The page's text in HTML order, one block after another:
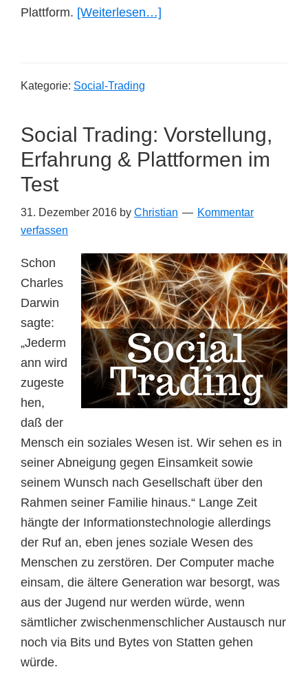
Plattform. [Weiterlesen…]
Meinung
Kategorie: Social-Trading
Social Trading: Vorstellung,
Erfahrung & Plattformen im
Test
31. Dezember 2016 by Christian
Kommentar
verfassen
Schon
Charles
Darwin
sagte:
„Jederm
ann wird
zugeste
hen,
daß der
Mensch ein soziales Wesen ist. Wir sehen es in
seiner Abneigung gegen Einsamkeit sowie
seinem Wunsch nach Gesellschaft über den
Rahmen seiner Familie hinaus.“ Lange Zeit
hängte der Informationstechnologie allerdings
der Ruf an, eben jenes soziale Wesen des
Menschen zu zerstören. Der Computer mache
einsam, die ältere Generation war besorgt, was
aus der Jugend nur werden würde, wenn
sämtlicher zwischenmenschlicher Austausch nur
noch via Bits und Bytes von Statten gehen
würde.